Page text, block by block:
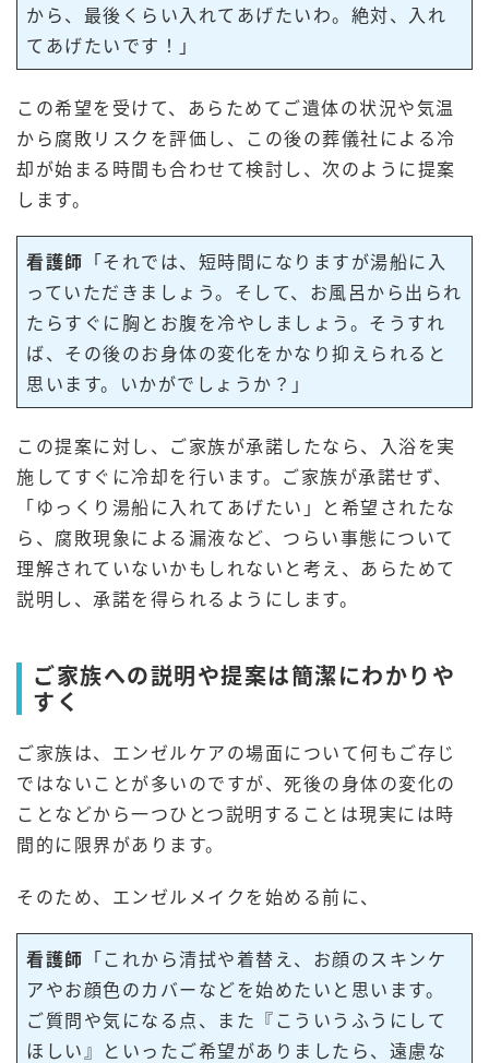
から、最後くらい入れてあげたいわ。絶対、入れ
てあげたいです！」
この希望を受けて、あらためてご遺体の状況や気温
から腐敗リスクを評価し、この後の葬儀社による冷
却が始まる時間も合わせて検討し、次のように提案
します。
看護師 「それでは、短時間になりますが湯船に入
っていただきましょう。そして、お風呂から出られ
たらすぐに胸とお腹を冷やしましょう。そうすれ
ば、その後のお身体の変化をかなり抑えられると
思います。いかがでしょうか？」
この提案に対し、ご家族が承諾したなら、入浴を実
施してすぐに冷却を行います。ご家族が承諾せず、
「ゆっくり湯船に入れてあげたい」と希望されたな
ら、腐敗現象による漏液など、つらい事態について
理解されていないかもしれないと考え、あらためて
説明し、承諾を得られるようにします。
ご家族への説明や提案は簡潔にわかりや
すく
ご家族は、エンゼルケアの場面について何もご存じ
ではないことが多いのですが、死後の身体の変化の
ことなどから一つひとつ説明することは現実には時
間的に限界があります。
そのため、エンゼルメイクを始める前に、
看護師 「これから清拭や着替え、お顔のスキンケ
アやお顔色のカバーなどを始めたいと思います。
ご質問や気になる点、また『こういうふうにして
ほしい』といったご希望がありましたら、遠慮な